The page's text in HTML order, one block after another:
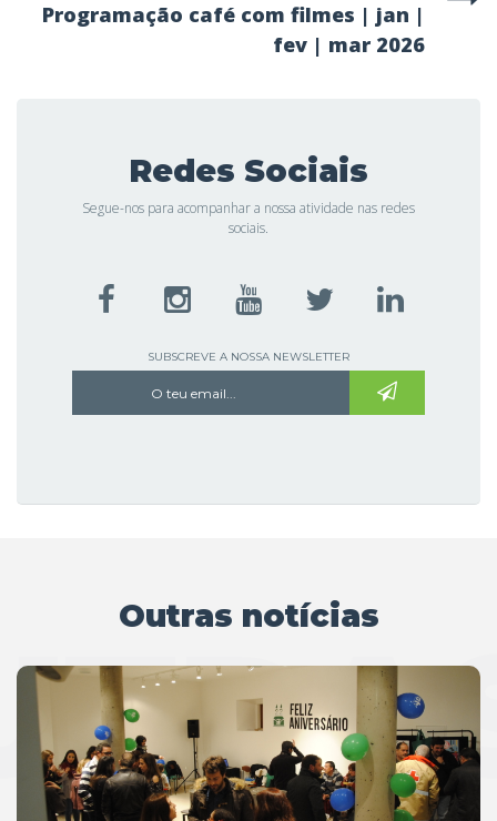
programação café com filmes | jan |
fev | mar 2026
Redes Sociais
Segue-nos para acompanhar a nossa atividade nas redes
sociais.
SUBSCREVE A NOSSA NEWSLETTER
Outras notícias